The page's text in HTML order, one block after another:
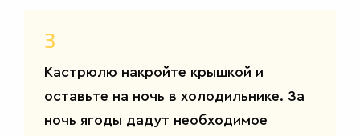
3
Кастрюлю накройте крышкой и
оставьте на ночь в холодильнике. За
ночь ягоды дадут необходимое